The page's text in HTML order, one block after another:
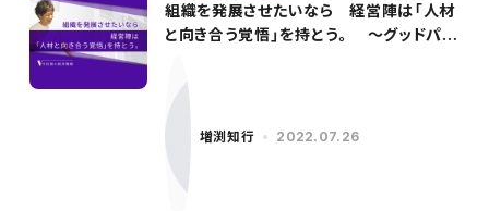
組織を発展させたいなら 経営陣は「人材
と向き合う覚悟」を持とう。 〜グッドパッ
増渕知行 2022.07.26